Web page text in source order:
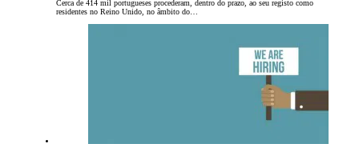
Cerca de 414 mil portugueses procederam, dentro do prazo, ao seu registo como
residentes no Reino Unido, no âmbito do…